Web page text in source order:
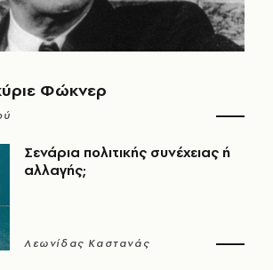
Φώκνερ
Σενάρια πολιτικής συνέχειας ή
αλλαγής;
Λεωνίδας Καστανάς